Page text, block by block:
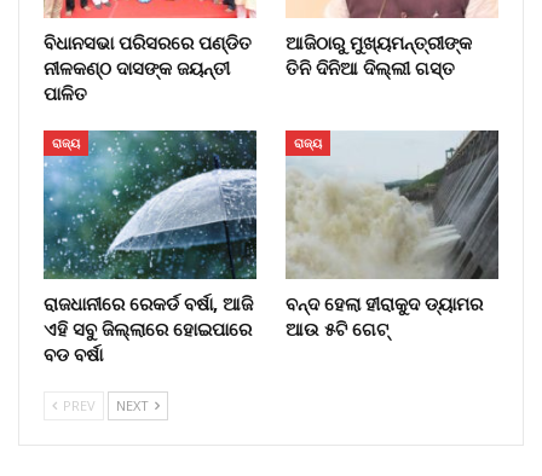
ବିଧାନସଭା ପରିସରରେ ପଣ୍ଡିତ
ନୀଳକଣ୍ଠ ଦାସଙ୍କ ଜୟନ୍ତୀ
ପାଳିତ
ଆଜିଠାରୁ ମୁଖ୍ୟମନ୍ତ୍ରୀଙ୍କ
ତିନି ଦିନିଆ ଦିଲ୍ଲୀ ଗସ୍ତ
ରାଜ୍ୟ
ରାଜଧାନୀରେ ରେକର୍ଡ ବର୍ଷା, ଆଜି
ଏହି ସବୁ ଜିଲ୍ଲାରେ ହୋଇପାରେ
ବଡ ବର୍ଷା
ରାଜ୍ୟ
ବନ୍ଦ ହେଲା ହୀରାକୁଦ ଡ୍ୟାମର
ଆଉ ୫ଟି ଗେଟ୍
PREV NEXT